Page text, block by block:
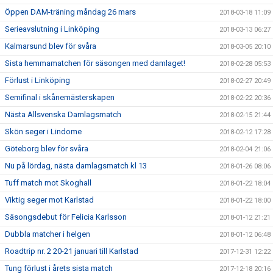
Öppen DAM-träning måndag 26 mars 2018-03-18 11:09
Serieavslutning i Linköping 2018-03-13 06:27
Kalmarsund blev för svåra 2018-03-05 20:10
Sista hemmamatchen för säsongen med damlaget! 2018-02-28 05:53
Förlust i Linköping 2018-02-27 20:49
Semifinal i skånemästerskapen 2018-02-22 20:36
Nästa Allsvenska Damlagsmatch 2018-02-15 21:44
Skön seger i Lindome 2018-02-12 17:28
Göteborg blev för svåra 2018-02-04 21:06
Nu på lördag, nästa damlagsmatch kl 13 2018-01-26 08:06
Tuff match mot Skoghall 2018-01-22 18:04
Viktig seger mot Karlstad 2018-01-22 18:00
Säsongsdebut för Felicia Karlsson 2018-01-12 21:21
Dubbla matcher i helgen 2018-01-12 06:48
Roadtrip nr. 2 20-21 januari till Karlstad 2017-12-31 12:22
Tung förlust i årets sista match 2017-12-18 20:16